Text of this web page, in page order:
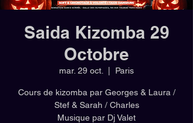
Saida Kizomba 29
Octobre
mar. 29 oct. Paris
Cours de kizomba par Georges & Laura /
Stef & Sarah / Charles
Musique par Dj Valet